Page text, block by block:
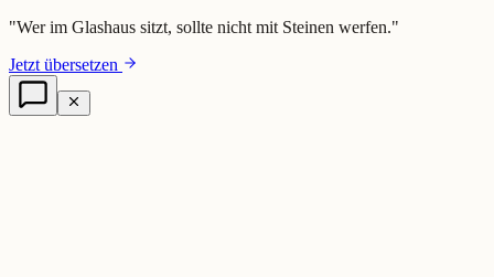
"Wer im Glashaus sitzt, sollte nicht mit Steinen werfen."
Jetzt übersetzen